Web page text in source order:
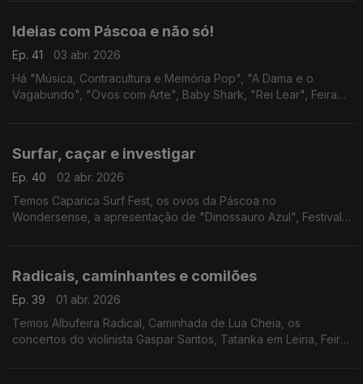
Ideias com Páscoa e não só!
Ep. 41
03 abr. 2026
Há "Música, Contracultura e Memória Pop", "A Dama e o
Vagabundo", "Ovos com Arte", Baby Shark, "Rei Lear", Feiras
Surfar, caçar e investigar
Ep. 40
02 abr. 2026
Temos Caparica Surf Fest, os ovos da Páscoa no
Wondersense, a apresentação de "Dinossauro Azul", Festival
Radicais, caminhantes e comilões
Ep. 39
01 abr. 2026
Temos Albufeira Radical, Caminhada de Lua Cheia, os
concertos do violinista Gaspar Santos, Tatanka em Leiria, Feira